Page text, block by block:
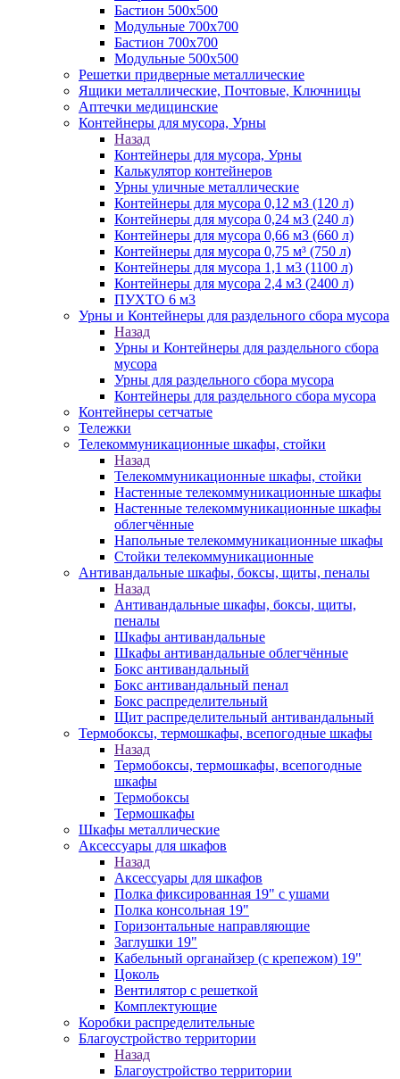
Бастион 500х500
Модульные 700х700
Бастион 700х700
Модульные 500х500
Решетки придверные металлические
Ящики металлические, Почтовые, Ключницы
Аптечки медицинские
Контейнеры для мусора, Урны
Назад
Контейнеры для мусора, Урны
Калькулятор контейнеров
Урны уличные металлические
Контейнеры для мусора 0,12 м3 (120 л)
Контейнеры для мусора 0,24 м3 (240 л)
Контейнеры для мусора 0,66 м3 (660 л)
Контейнеры для мусора 0,75 м³ (750 л)
Контейнеры для мусора 1,1 м3 (1100 л)
Контейнеры для мусора 2,4 м3 (2400 л)
ПУХТО 6 м3
Урны и Контейнеры для раздельного сбора мусора
Назад
Урны и Контейнеры для раздельного сбора
мусора
Урны для раздельного сбора мусора
Контейнеры для раздельного сбора мусора
Контейнеры сетчатые
Тележки
Телекоммуникационные шкафы, стойки
Назад
Телекоммуникационные шкафы, стойки
Настенные телекоммуникационные шкафы
Настенные телекоммуникационные шкафы
облегчённые
Напольные телекоммуникационные шкафы
Стойки телекоммуникационные
Антивандальные шкафы, боксы, щиты, пеналы
Назад
Антивандальные шкафы, боксы, щиты,
пеналы
Шкафы антивандальные
Шкафы антивандальные облегчённые
Бокс антивандальный
Бокс антивандальный пенал
Бокс распределительный
Щит распределительный антивандальный
Термобоксы, термошкафы, всепогодные шкафы
Назад
Термобоксы, термошкафы, всепогодные
шкафы
Термобоксы
Термошкафы
Шкафы металлические
Аксессуары для шкафов
Назад
Аксессуары для шкафов
Полка фиксированная 19" с ушами
Полка консольная 19"
Горизонтальные направляющие
Заглушки 19"
Кабельный органайзер (с крепежом) 19"
Цоколь
Вентилятор с решеткой
Комплектующие
Коробки распределительные
Благоустройство территории
Назад
Благоустройство территории